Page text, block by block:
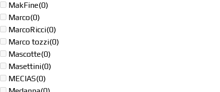
MakFine(0)
Marco(0)
MarcoRicci(0)
Marco tozzi(0)
Mascotte(0)
Masettini(0)
MECIAS(0)